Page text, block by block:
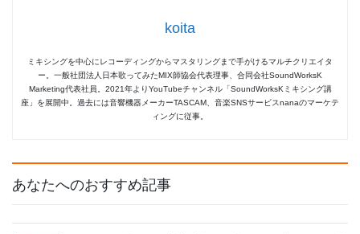
koita
ミキシングを中心にレコーディングからマスタリングまで手がけるマルチクリエイタ
ー。一般社団法人日本歌ってみたMIX師協会代表理事、合同会社SoundWorksK
Marketing代表社員。2021年よりYouTubeチャンネル「SoundWorksKミキシング講
座」を展開中。過去には音響機器メーカーTASCAM、音楽SNSサービスnanaのマーケテ
ィングに従事。
あなたへのおすすめ記事